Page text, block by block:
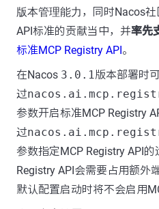
版本管理能力 ，同时Nacos
API标准的贡献当中，并率先
标准MCP Registry API。
在Nacos 3.0.1版本部署时
过
参数开启标准MCP Registry
过
参数指定MCP Registry API
Registry API会需要占用额外
默认配置启动时将不会启用